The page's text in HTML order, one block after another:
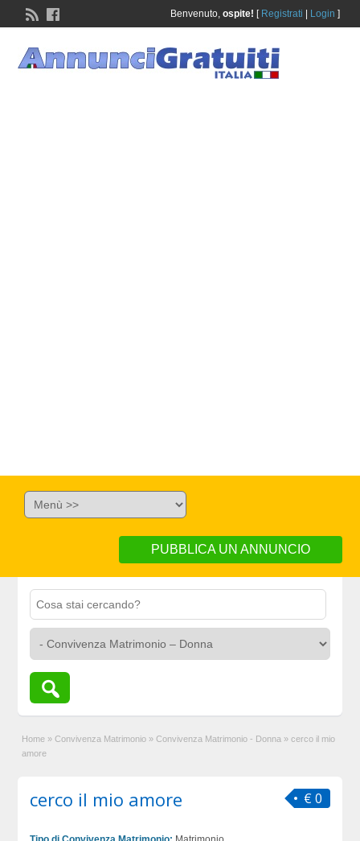
Benvenuto, ospite! [ Registrati Login ]
PUBBLICA UN ANNUNCIO
Home » Convivenza Matrimonio » Convivenza Matrimonio - Donna » cerco il mio
amore
€ 0
cerco il mio amore